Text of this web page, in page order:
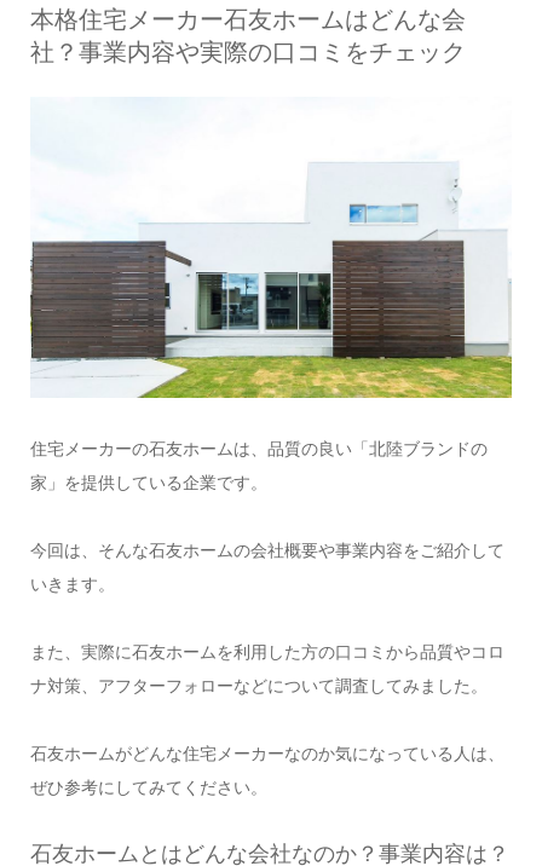
本格住宅メーカー石友ホームはどんな会
社？事業内容や実際の口コミをチェック
住宅メーカーの石友ホームは、品質の良い「北陸ブランドの
家」を提供している企業です。
今回は、そんな石友ホームの会社概要や事業内容をご紹介して
いきます。
また、実際に石友ホームを利用した方の口コミから品質やコロ
ナ対策、アフターフォローなどについて調査してみました。
石友ホームがどんな住宅メーカーなのか気になっている人は、
ぜひ参考にしてみてください。
石友ホームとはどんな会社なのか？事業内容は？